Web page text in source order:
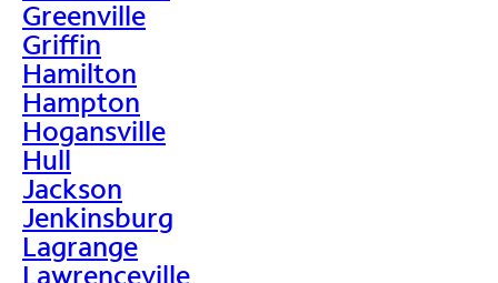
Greenville
Griffin
Hamilton
Hampton
Hogansville
Hull
Jackson
Jenkinsburg
Lagrange
Lawrenceville